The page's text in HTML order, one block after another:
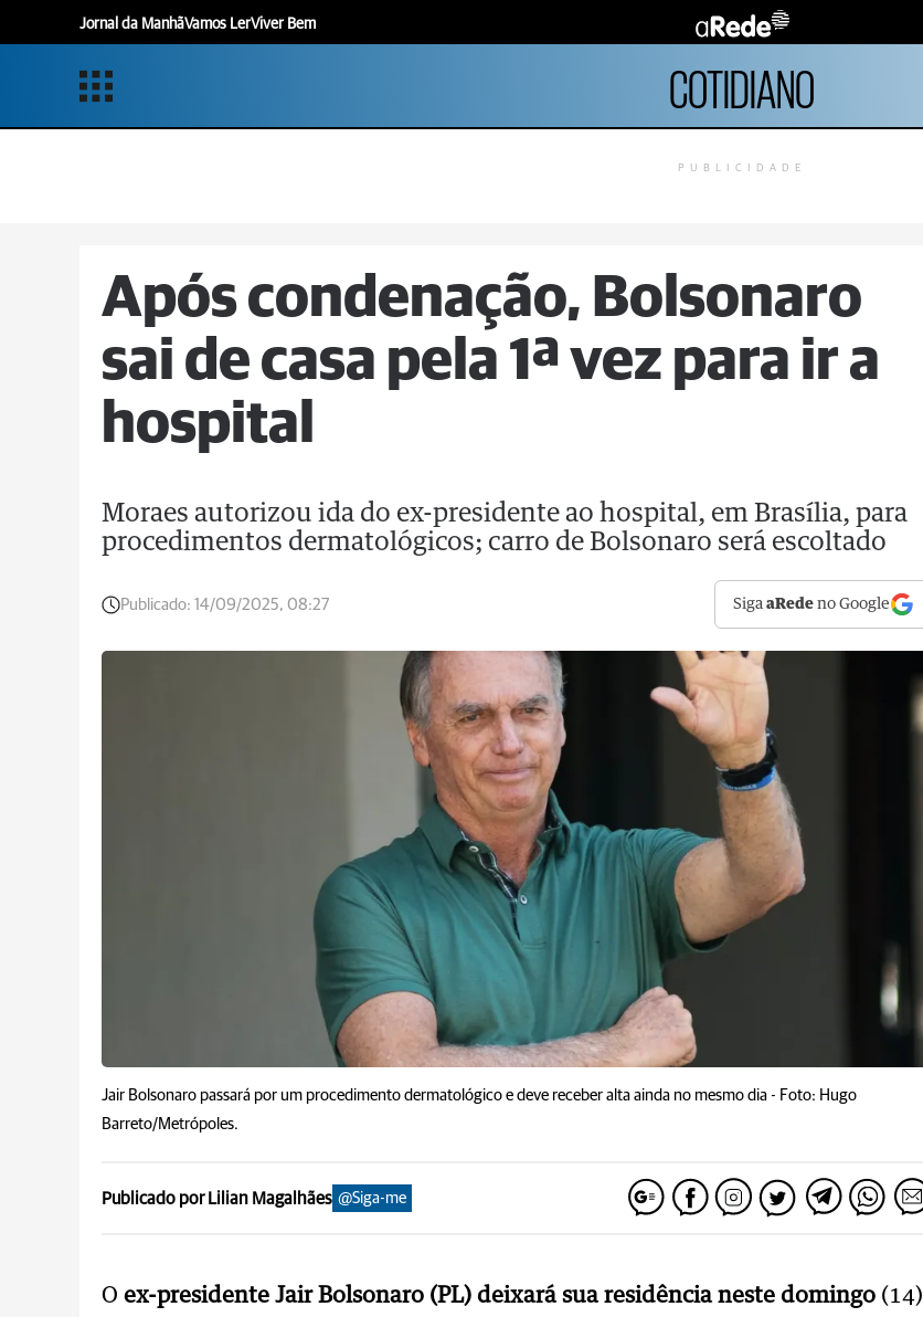
Jornal da ManhãVamos LerViver Bem
COTIDIANO
PUBLICIDADE
Após condenação, Bolsonaro
sai de casa pela 1ª vez para ir a
hospital
Moraes autorizou ida do ex-presidente ao hospital, em Brasília, para
procedimentos dermatológicos; carro de Bolsonaro será escoltado
Publicado: 14/09/2025, 08:27 SigaaRede no Google
Jair Bolsonaro passará por um procedimento dermatológico e deve receber alta ainda no mesmo dia - Foto: Hugo
Barreto/Metrópoles.
Publicado por Lilian Magalhães @Siga-me
O ex-presidente Jair Bolsonaro (PL) deixará sua residência neste domingo (14)